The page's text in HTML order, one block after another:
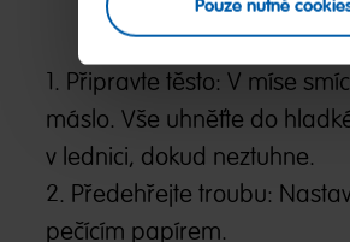
Pouze nutné
1. Připravte těsto: V míse
máslo. Vše uhněťte do
v lednici, dokud neztuhne.
2. Předehřejte troubu:
pečícím papírem.